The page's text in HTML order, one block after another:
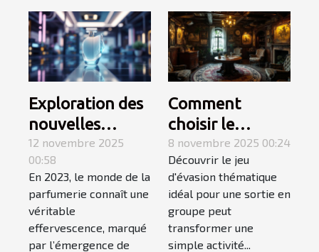
Exploration des
nouvelles
tendances des
parfums en
2023
12 novembre 2025
00:58
En 2023, le monde de la
parfumerie connaît une
véritable
effervescence, marqué
par l’émergence de
Comment
choisir le
meilleur jeu
d'évasion
thématique
pour une sortie
en groupe ?
8 novembre 2025 00:24
Découvrir le jeu
d'évasion thématique
idéal pour une sortie en
groupe peut
transformer une
simple activité...